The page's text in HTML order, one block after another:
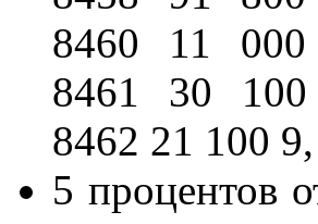
8460 11
8461 30
8462 21 100
5 процентов